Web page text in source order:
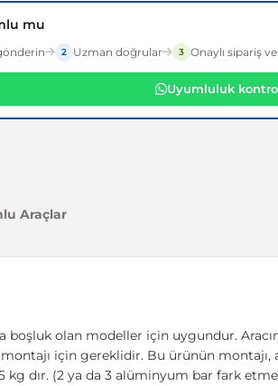
mu
2 Uzman doğrular 3 Onaylı sipariş
Uyumluluk
Araçlar
boşluk olan modeller için uygundur.
montajı için gereklidir. Bu ürünün montajı,
dır. (2 ya da 3 alüminyum bar fark